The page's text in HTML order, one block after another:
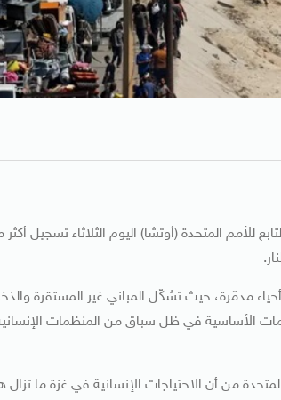
مدمّرة، حيث تشكّل المباني غير المستقرة
الأساسية في ظل سباق من المنظمات
من أن الاحتياجات الإنسانية في غزة ما تزال